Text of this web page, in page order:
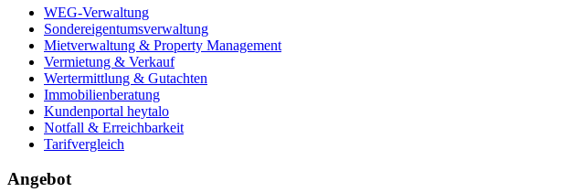
WEG-Verwaltung
Sondereigentumsverwaltung
Mietverwaltung & Property Management
Vermietung & Verkauf
Wertermittlung & Gutachten
Immobilienberatung
Kundenportal heytalo
Notfall & Erreichbarkeit
Tarifvergleich
Angebot